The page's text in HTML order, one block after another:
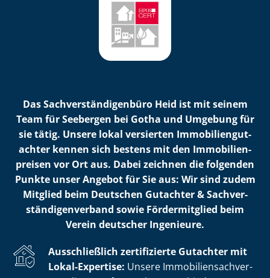
Das Sach­ver­stän­di­gen­bü­ro Heid ist mit seinem
Team für Seebergen bei Gotha und Umgebung für
sie tätig. Unsere lokal versierten Im­mo­bi­li­en­gut­
ach­ter kennen sich bestens mit den Im­mo­bi­li­en­
prei­sen vor Ort aus. Dabei zeichnen die folgenden
Punkte unser Angebot für Sie aus: Wir sind zudem
Mitglied beim Deutschen Gutachter & Sach­ver­
stän­di­gen­ver­band sowie Fördermitglied beim
Verein deutscher Ingenieure.
Ausschließlich zertifizierte Gutachter mit
Lokal-Expertise: Unsere Im­mo­bi­li­en­sach­ver­